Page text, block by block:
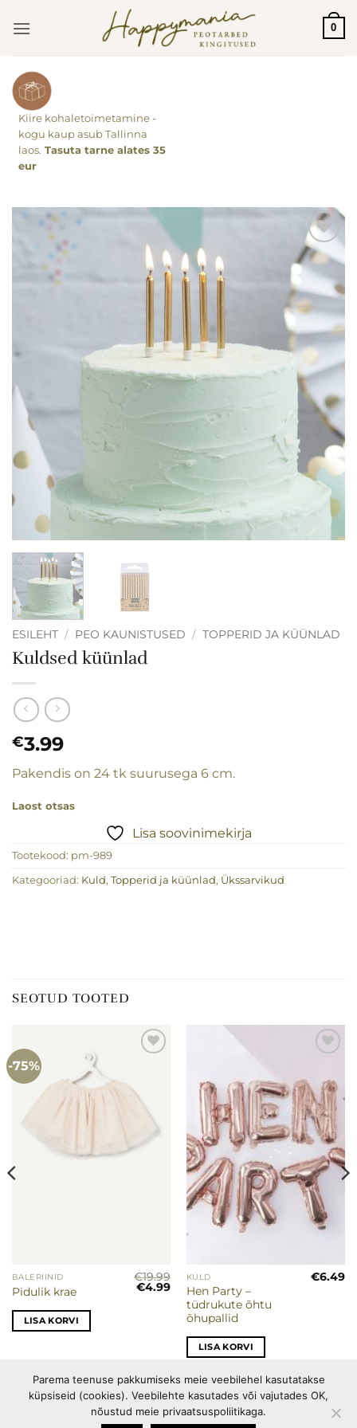
0
Kiire kohaletoimetamine -
kogu kaup asub Tallinna
laos. Tasuta tarne alates 35
eur
Lisa
soovinimekirja
ESILEHT / PEO KAUNISTUSED / TOPPERID JA KÜÜNLAD
Kuldsed küünlad
€3.99
Pakendis on 24 tk suurusega 6 cm.
Laost otsas
Lisa soovinimekirja
Tootekood: pm-989
Kategooriad: Kuld, Topperid ja küünlad, Ükssarvikud
SEOTUD TOOTED
-75%
soovinimekirja
BALERIINID
Pidulik krae
€19.99
Algne
€4.99Praegune
hind
on:
€4.99.
LISA KORVI
KULD
Hen Party –
tüdrukute õhtu
õhupallid
€6.49
LISA KORVI
PEOTARBED OSTUINFO
PRIVAATSUSPOLIITIKA
KÜPSISEPOLIITIKA
Parema teenuse pakkumiseks meie veebilehel kasutatakse
küpsiseid (cookies). Veebilehte kasutades või vajutades OK,
nõustud meie privaatsuspoliitikaga.